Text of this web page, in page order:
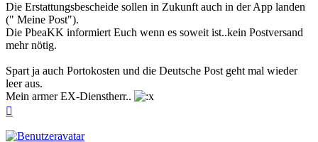
Die Erstattungsbescheide sollen in Zukunft auch in der App landen
(" Meine Post").
Die PbeaKK informiert Euch wenn es soweit ist..kein Postversand
mehr nötig.
Spart ja auch Portokosten und die Deutsche Post geht mal wieder
leer aus.
Mein armer EX-Dienstherr..